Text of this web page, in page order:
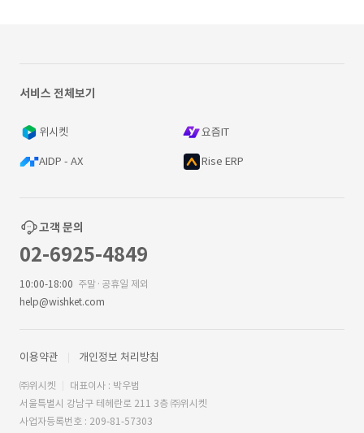
서비스 전체보기
위시켓 요즘IT
AIDP - AX Rise ERP
고객 문의
02-6925-4849
10:00-18:00 주말·공휴일 제외
help@wishket.com
이용약관 개인정보 처리방침
㈜위시켓
대표이사 : 박우범
서울특별시 강남구 테헤란로 211 3층 ㈜위시켓
사업자등록번호 : 209-81-57303